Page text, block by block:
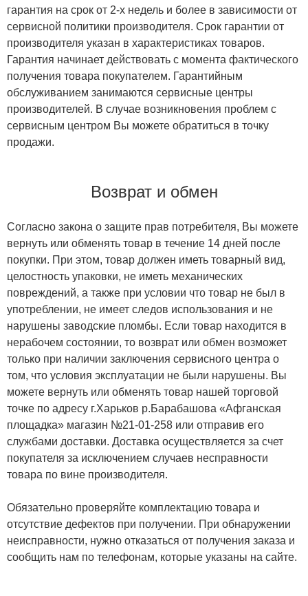
гарантия на срок от 2-х недель и более в зависимости от
сервисной политики производителя. Срок гарантии от
производителя указан в характеристиках товаров.
Гарантия начинает действовать с момента фактического
получения товара покупателем. Гарантийным
обслуживанием занимаются сервисные центры
производителей. В случае возникновения проблем с
сервисным центром Вы можете обратиться в точку
продажи.
Возврат и обмен
Согласно закона о защите прав потребителя, Вы можете
вернуть или обменять товар в течение 14 дней после
покупки. При этом, товар должен иметь товарный вид,
целостность упаковки, не иметь механических
повреждений, а также при условии что товар не был в
употреблении, не имеет следов использования и не
нарушены заводские пломбы. Если товар находится в
нерабочем состоянии, то возврат или обмен возможет
только при наличии заключения сервисного центра о
том, что условия эксплуатации не были нарушены. Вы
можете вернуть или обменять товар нашей торговой
точке по адресу г.Харьков р.Барабашова «Афганская
площадка» магазин №21-01-258 или отправив его
службами доставки. Доставка осуществляется за счет
покупателя за исключением случаев несправности
товара по вине производителя.
Обязательно проверяйте комплектацию товара и
отсутствие дефектов при получении. При обнаружении
неисправности, нужно отказаться от получения заказа и
сообщить нам по телефонам, которые указаны на сайте.